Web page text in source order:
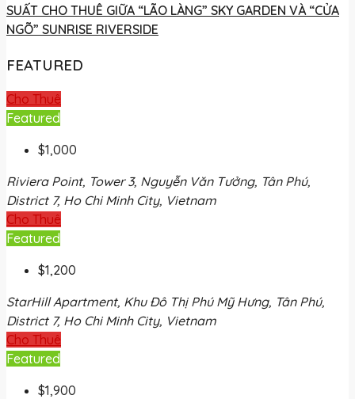
SUẤT CHO THUÊ GIỮA “LÃO LÀNG” SKY GARDEN VÀ “CỬA
NGÕ” SUNRISE RIVERSIDE
FEATURED
Cho Thuê
Featured
$1,000
Riviera Point, Tower 3, Nguyễn Văn Tưởng, Tân Phú,
District 7, Ho Chi Minh City, Vietnam
Cho Thuê
Featured
$1,200
StarHill Apartment, Khu Đô Thị Phú Mỹ Hưng, Tân Phú,
District 7, Ho Chi Minh City, Vietnam
Cho Thuê
Featured
$1,900